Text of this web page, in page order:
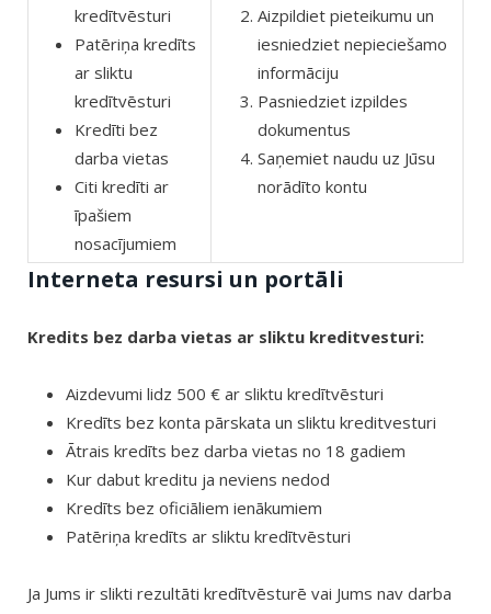
kredītvēsturi
Patēriņa kredīts
ar sliktu
kredītvēsturi
Kredīti bez
darba vietas
Citi kredīti ar
īpašiem
nosacījumiem
Aizpildiet pieteikumu un
iesniedziet nepieciešamo
informāciju
Pasniedziet izpildes
dokumentus
Saņemiet naudu uz Jūsu
norādīto kontu
Interneta resursi un portāli
Kredits bez darba vietas ar sliktu kreditvesturi:
Aizdevumi lidz 500 € ar sliktu kredītvēsturi
Kredīts bez konta pārskata un sliktu kreditvesturi
Ātrais kredīts bez darba vietas no 18 gadiem
Kur dabut kreditu ja neviens nedod
Kredīts bez oficiāliem ienākumiem
Patēriņa kredīts ar sliktu kredītvēsturi
Ja Jums ir slikti rezultāti kredītvēsturē vai Jums nav darba